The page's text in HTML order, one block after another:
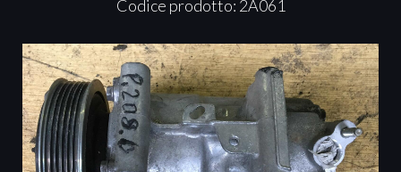
Codice prodotto: 2A061